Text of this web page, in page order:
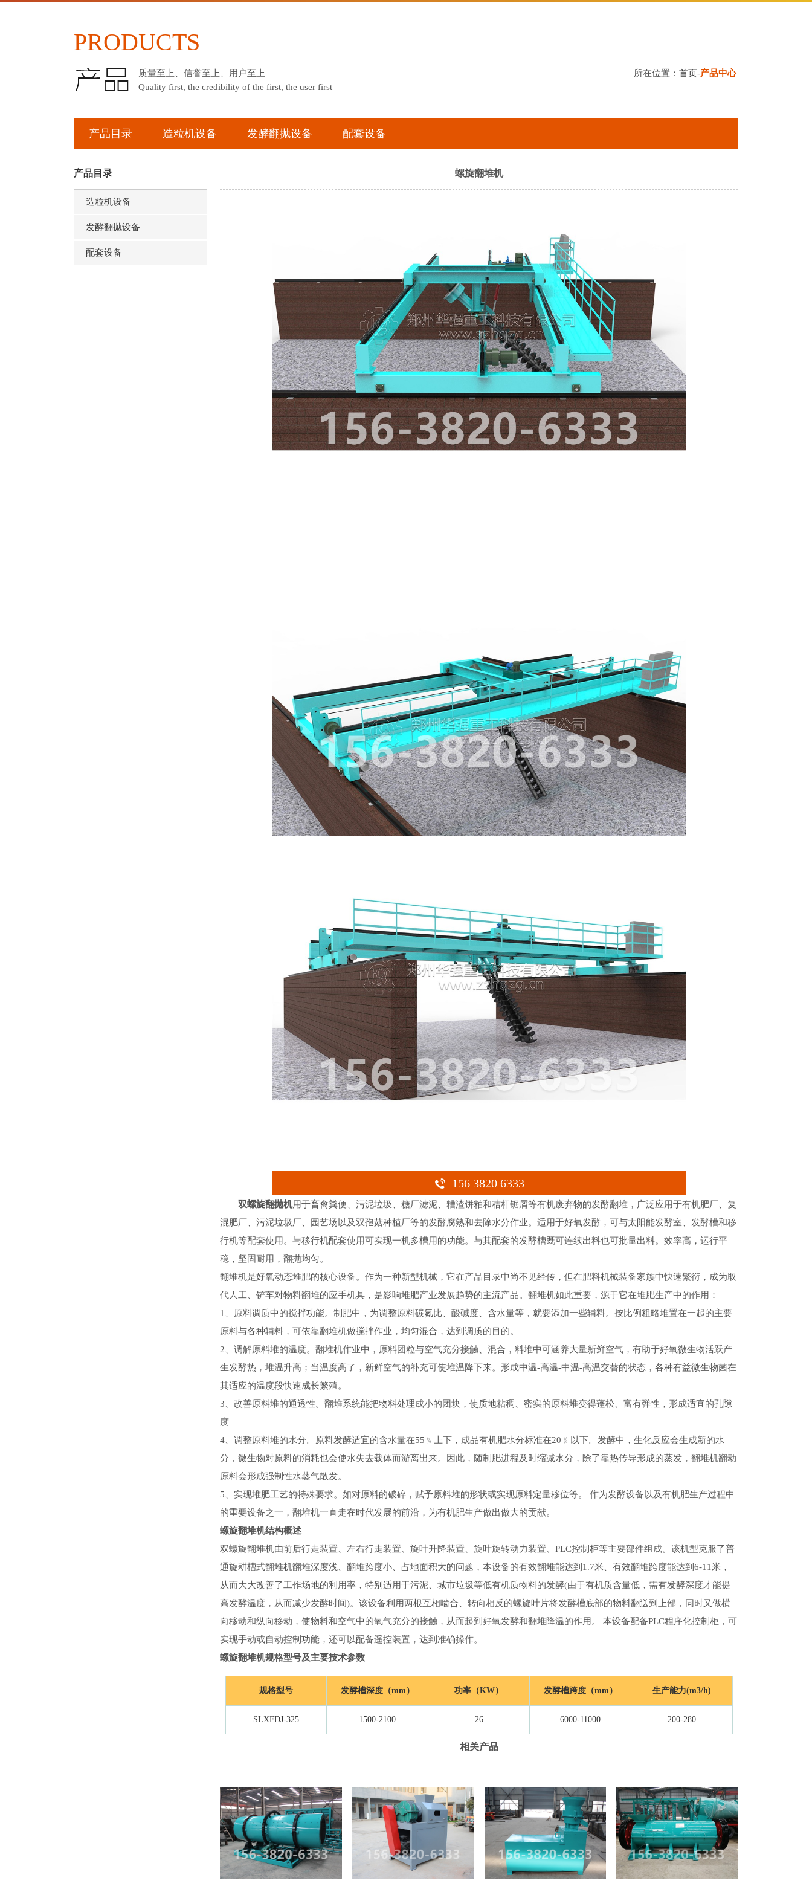
PRODUCTS
所在位置： 首页-产品中心
质量至上、信誉至上、用户至上
Quality first, the credibility of the first, the user first
产品目录 造粒机设备 发酵翻抛设备 配套设备
螺旋翻堆机
156 3820 6333
双螺旋翻抛机用于畜禽粪便、污泥垃圾、糖厂滤泥、糟渣饼粕和秸杆锯屑等有机废弃物的发酵翻堆，广泛应用于有机肥厂、复
混肥厂、污泥垃圾厂、园艺场以及双孢菇种植厂等的发酵腐熟和去除水分作业。适用于好氧发酵，可与太阳能发酵室、发酵槽和移
行机等配套使用。与移行机配套使用可实现一机多槽用的功能。与其配套的发酵槽既可连续出料也可批量出料。效率高，运行平
稳，坚固耐用，翻抛均匀。
翻堆机是好氧动态堆肥的核心设备。作为一种新型机械，它在产品目录中尚不见经传，但在肥料机械装备家族中快速繁衍，成为取
代人工、铲车对物料翻堆的应手机具，是影响堆肥产业发展趋势的主流产品。翻堆机如此重要，源于它在堆肥生产中的作用：
1、原料调质中的搅拌功能。制肥中，为调整原料碳氮比、酸碱度、含水量等，就要添加一些辅料。按比例粗略堆置在一起的主要
原料与各种辅料，可依靠翻堆机做搅拌作业，均匀混合，达到调质的目的。
2、调解原料堆的温度。翻堆机作业中，原料团粒与空气充分接触、混合，料堆中可涵养大量新鲜空气，有助于好氧微生物活跃产
生发酵热，堆温升高；当温度高了，新鲜空气的补充可使堆温降下来。形成中温-高温-中温-高温交替的状态，各种有益微生物菌在
其适应的温度段快速成长繁殖。
3、改善原料堆的通透性。翻堆系统能把物料处理成小的团块，使质地粘稠、密实的原料堆变得蓬松、富有弹性，形成适宜的孔隙
度
4、调整原料堆的水分。原料发酵适宜的含水量在55﹪上下，成品有机肥水分标准在20﹪以下。发酵中，生化反应会生成新的水
分，微生物对原料的消耗也会使水失去载体而游离出来。因此，随制肥进程及时缩减水分，除了靠热传导形成的蒸发，翻堆机翻动
原料会形成强制性水蒸气散发。
5、实现堆肥工艺的特殊要求。如对原料的破碎，赋予原料堆的形状或实现原料定量移位等。 作为发酵设备以及有机肥生产过程中
的重要设备之一，翻堆机一直走在时代发展的前沿，为有机肥生产做出做大的贡献。
螺旋翻堆机结构概述
双螺旋翻堆机由前后行走装置、左右行走装置、旋叶升降装置、旋叶旋转动力装置、PLC控制柜等主要部件组成。该机型克服了普
通旋耕槽式翻堆机翻堆深度浅、翻堆跨度小、占地面积大的问题，本设备的有效翻堆能达到1.7米、有效翻堆跨度能达到6-11米，
从而大大改善了工作场地的利用率，特别适用于污泥、城市垃圾等低有机质物料的发酵(由于有机质含量低，需有发酵深度才能提
高发酵温度，从而减少发酵时间)。该设备利用两根互相啮合、转向相反的螺旋叶片将发酵槽底部的物料翻送到上部，同时又做横
向移动和纵向移动，使物料和空气中的氧气充分的接触，从而起到好氧发酵和翻堆降温的作用。 本设备配备PLC程序化控制柜，可
实现手动或自动控制功能，还可以配备遥控装置，达到准确操作。
螺旋翻堆机规格型号及主要技术参数
规格型号 发酵槽深度（mm） 功率（KW） 发酵槽跨度（mm） 生产能力(m3/h)
SLXFDJ-325 1500-2100 26 6000-11000 200-280
相关产品
产品目录
造粒机设备
发酵翻抛设备
配套设备